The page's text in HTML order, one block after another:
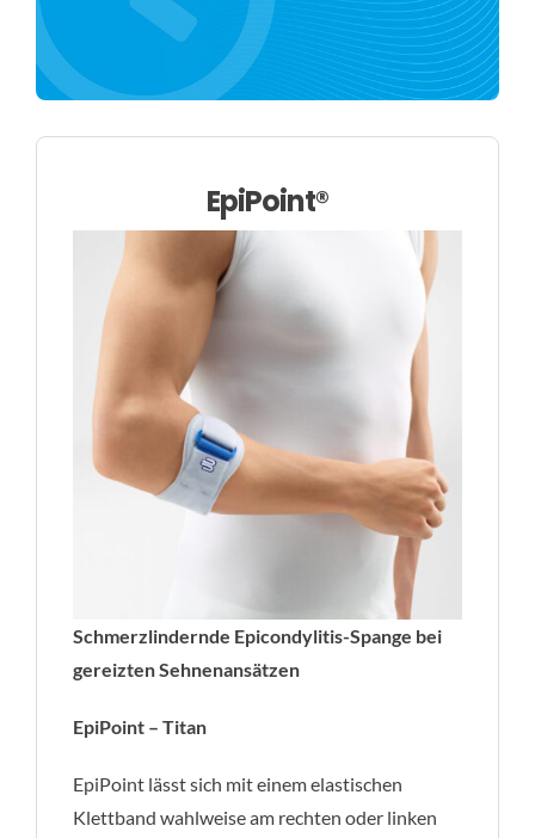
Über uns
EpiPoint®
Schmerzlindernde Epicondylitis-Spange bei
gereizten Sehnenansätzen
EpiPoint – Titan
EpiPoint lässt sich mit einem elastischen
Klettband wahlweise am rechten oder linken